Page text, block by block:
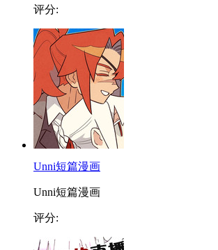
评分:
Unni短篇漫画
Unni短篇漫画
评分: